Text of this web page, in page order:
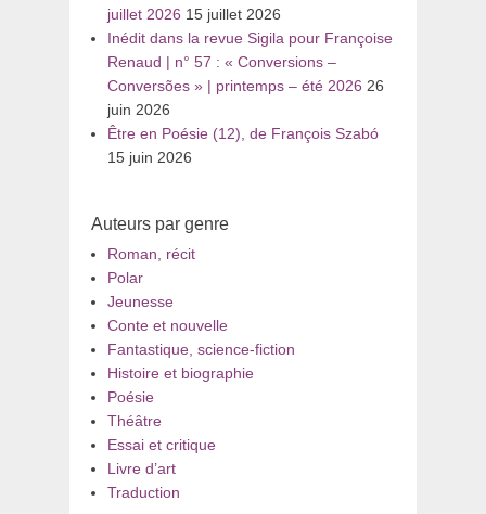
juillet 2026 15 juillet 2026
Inédit dans la revue Sigila pour Françoise
Renaud | n° 57 : « Conversions –
Conversões » | printemps – été 2026 26
juin 2026
Être en Poésie (12), de François Szabó
15 juin 2026
Auteurs par genre
Roman, récit
Polar
Jeunesse
Conte et nouvelle
Fantastique, science-fiction
Histoire et biographie
Poésie
Théâtre
Essai et critique
Livre d’art
Traduction